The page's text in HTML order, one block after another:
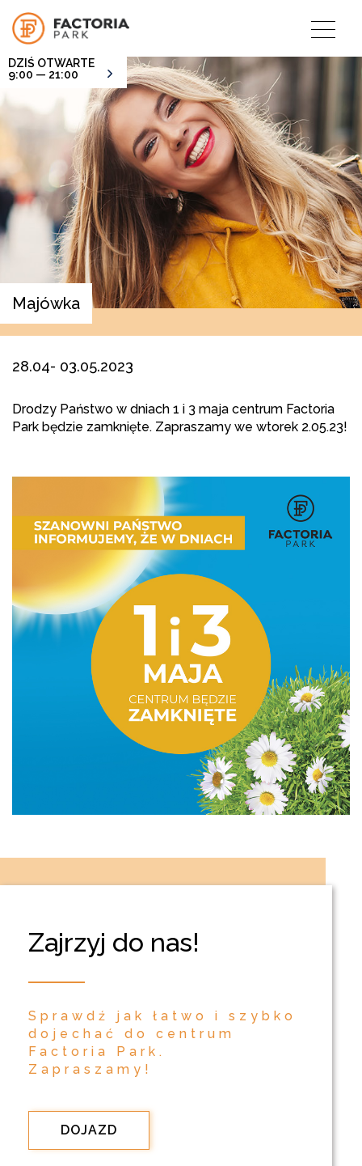
DZIŚ OTWARTE
9:00 — 21:00
Majówka
28.04- 03.05.2023
Drodzy Państwo w dniach 1 i 3 maja centrum Factoria
Park będzie zamknięte. Zapraszamy we wtorek 2.05.23!
Zajrzyj do nas!
Sprawdź jak łatwo i szybko
dojechać do centrum
Factoria Park.
Zapraszamy!
DOJAZD